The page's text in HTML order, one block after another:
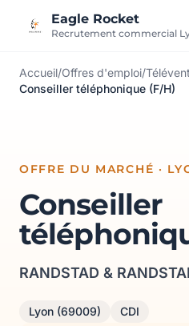
Eagle Rocket
Recrutement commercial
Accueil/Offres d'emploi/
Conseiller téléphonique (F/H)
OFFRE DU MARCHÉ ·
Conseiller
RANDSTAD &
Lyon (69009)
CDI